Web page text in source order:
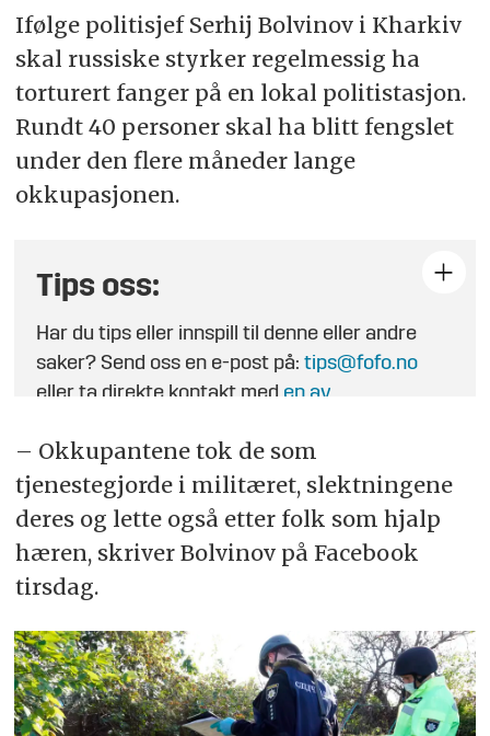
Ifølge politisjef Serhij Bolvinov i Kharkiv
skal russiske styrker regelmessig ha
torturert fanger på en lokal politistasjon.
Rundt 40 personer skal ha blitt fengslet
under den flere måneder lange
okkupasjonen.
Tips oss:
Har du tips eller innspill til denne eller andre
saker? Send oss en e-post på:tips@fofo.no
eller ta direkte kontakt med en av
– Okkupantene tok de som
tjenestegjorde i militæret, slektningene
deres og lette også etter folk som hjalp
hæren, skriver Bolvinov på Facebook
tirsdag.